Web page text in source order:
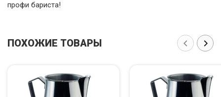
профи бариста!
ПОХОЖИЕ ТОВАРЫ